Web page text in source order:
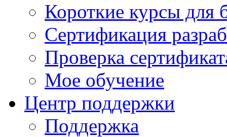
Короткие курсы для
Сертификация
Проверка
Мое обучение
Центр поддержки
Поддержка